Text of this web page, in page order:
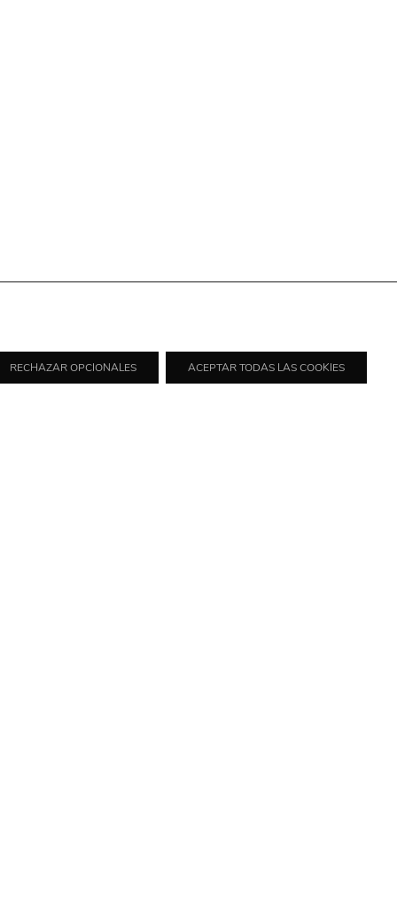
ACEPTAR TODAS LAS COOKIES
RECHAZAR OPCIONALES